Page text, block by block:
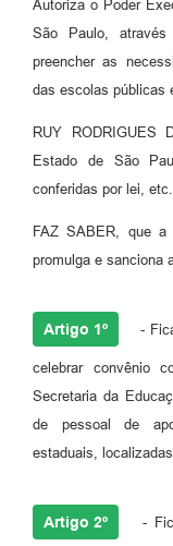
Autoriza o Poder
São Paulo, através
preencher as
das escolas públicas
RUY RODRIGUES
Estado de São
conferidas por lei, etc.
FAZ SABER, que a
promulga e sanciona
Artigo 1º -
celebrar convênio
Secretaria da
de pessoal de
estaduais,
Artigo 2º -